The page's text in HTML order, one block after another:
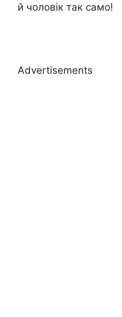
й чоловік так само!
Advertisements